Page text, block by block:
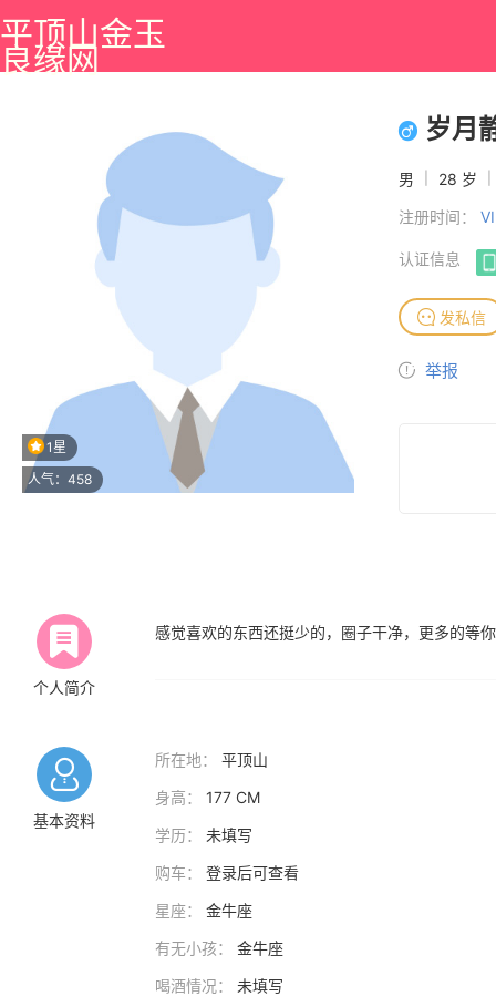
平顶山金玉
良缘网
1星
人气：458
岁月
男 28 岁
注册时间：
认证信息
发私信
举报
个人简介
感觉喜欢的东西还挺少的，圈子干净，更多的等
基本资料
所在地：
平顶山
身高：
177 CM
学历：
未填写
购车：
登录后可查看
星座：
金牛座
有无小孩：
金牛座
喝酒情况：
未填写